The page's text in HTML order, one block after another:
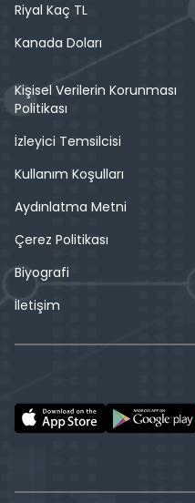
Riyal Kaç TL
Kanada Doları
Kişisel Verilerin Korunması
Politikası
İzleyici Temsilcisi
Kullanım Koşulları
Aydınlatma Metni
Çerez Politikası
Biyografi
İletişim